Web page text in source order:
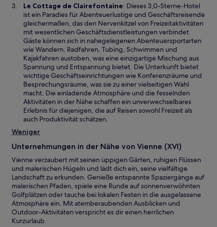
t
n
F
e
n
s
t
e
r
g
e
ö
f
f
Le Cottage de ClairefontaineW
i
r
d
i
n
e
i
n
e
m
n
e
F
n
s
t
e
r
g
e
: Dieses 3,0-Sterne-Hotel
ist ein Paradies für Abenteuerlustige und Geschäftsreisende
gleichermaßen, das den Nervenkitzel von Freizeitaktivitäten
mit wesentlichen Geschäftsdienstleistungen verbindet.
Gäste können sich in nahegelegenen Abenteuersportarten
wie Wandern, Radfahren, Tubing, Schwimmen und
Kajakfahren austoben, was eine einzigartige Mischung aus
Spannung und Entspannung bietet. Die Unterkunft bietet
wichtige Geschäftseinrichtungen wie Konferenzräume und
Besprechungsräume, was sie zu einer vielseitigen Wahl
macht. Die einladende Atmosphäre und die fesselnden
Aktivitäten in der Nähe schaffen ein unverwechselbares
Erlebnis für diejenigen, die auf Reisen sowohl Freizeit als
auch Produktivität schätzen.
Weniger
Unternehmungen in der Nähe von Vienne (XVI)
Vienne verzaubert mit seinen üppigen Gärten, ruhigen Flüssen
und malerischen Hügeln und lädt dich ein, seine vielfältige
Landschaft zu erkunden. Genieße entspannte Spaziergänge auf
malerischen Pfaden, spiele eine Runde auf sonnenverwöhnten
Golfplätzen oder tauche bei lokalen Festen in die ausgelassene
Atmosphäre ein. Mit atemberaubenden Ausblicken und
Outdoor-Aktivitäten verspricht es dir einen herrlichen
Kurzurlaub.